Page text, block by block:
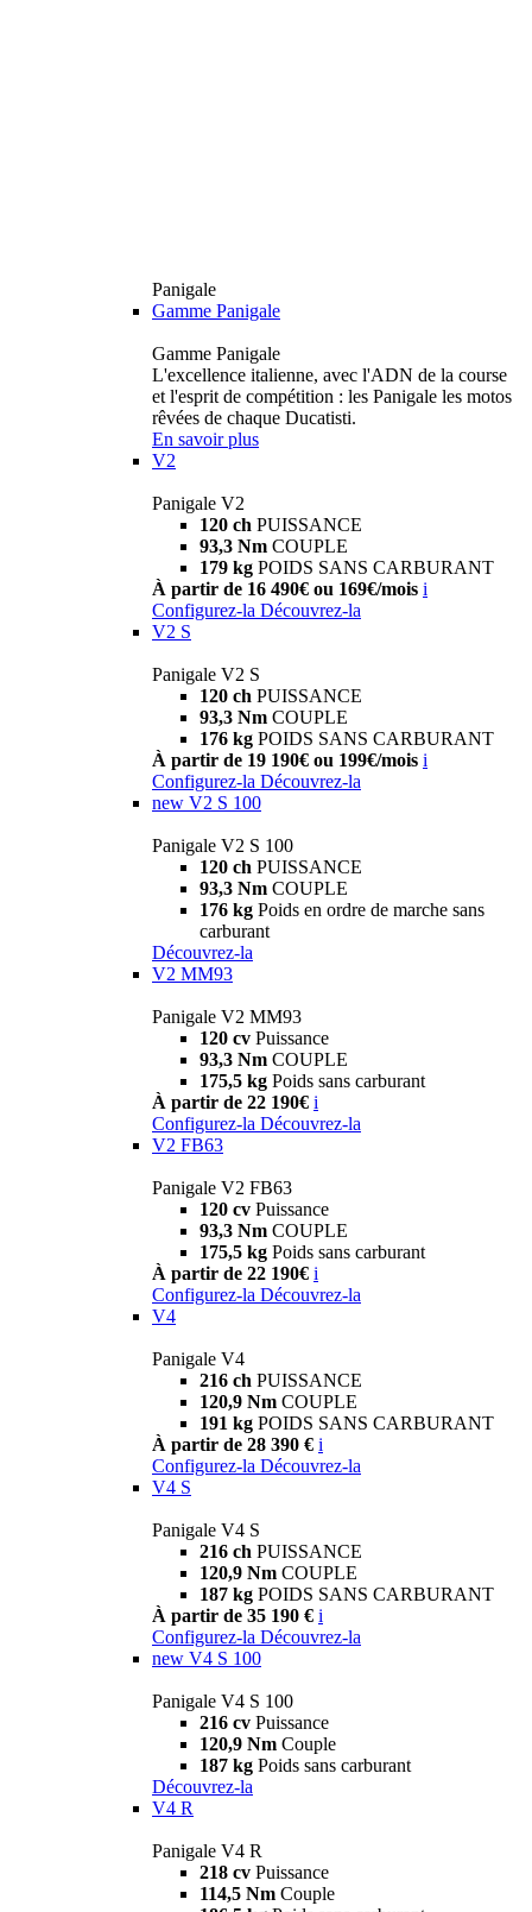
Panigale
Gamme Panigale
Gamme Panigale
L'excellence italienne, avec l'ADN de la course
et l'esprit de compétition : les Panigale les motos
rêvées de chaque Ducatisti.
En savoir plus
V2
Panigale V2
120 ch PUISSANCE
93,3 Nm COUPLE
179 kg POIDS SANS CARBURANT
À partir de 16 490€ ou 169€/mois i
Configurez-la Découvrez-la
V2 S
Panigale V2 S
120 ch PUISSANCE
93,3 Nm COUPLE
176 kg POIDS SANS CARBURANT
À partir de 19 190€ ou 199€/mois i
Configurez-la Découvrez-la
new V2 S 100
Panigale V2 S 100
120 ch PUISSANCE
93,3 Nm COUPLE
176 kg Poids en ordre de marche sans
carburant
Découvrez-la
V2 MM93
Panigale V2 MM93
120 cv Puissance
93,3 Nm COUPLE
175,5 kg Poids sans carburant
À partir de 22 190€ i
Configurez-la Découvrez-la
V2 FB63
Panigale V2 FB63
120 cv Puissance
93,3 Nm COUPLE
175,5 kg Poids sans carburant
À partir de 22 190€ i
Configurez-la Découvrez-la
V4
Panigale V4
216 ch PUISSANCE
120,9 Nm COUPLE
191 kg POIDS SANS CARBURANT
À partir de 28 390 € i
Configurez-la Découvrez-la
V4 S
Panigale V4 S
216 ch PUISSANCE
120,9 Nm COUPLE
187 kg POIDS SANS CARBURANT
À partir de 35 190 € i
Configurez-la Découvrez-la
new V4 S 100
Panigale V4 S 100
216 cv Puissance
120,9 Nm Couple
187 kg Poids sans carburant
Découvrez-la
V4 R
Panigale V4 R
218 cv Puissance
114,5 Nm Couple